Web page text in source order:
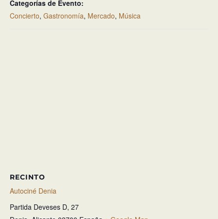
Categorías de Evento:
Concierto, Gastronomía, Mercado, Música
RECINTO
Autociné Denia
Partida Deveses D, 27